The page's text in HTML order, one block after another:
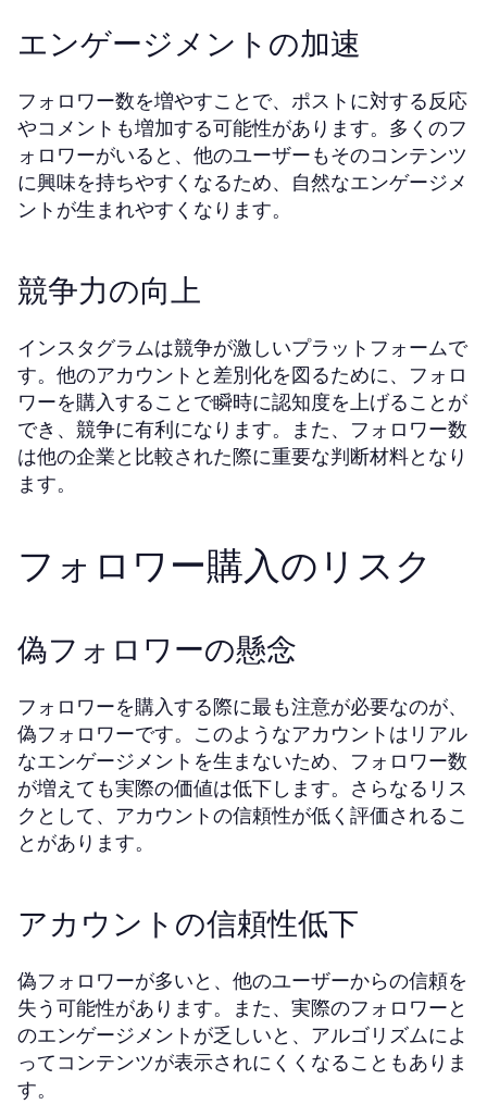
エンゲージメントの加速
フォロワー数を増やすことで、ポストに対する反応
やコメントも増加する可能性があります。多くのフ
ォロワーがいると、他のユーザーもそのコンテンツ
に興味を持ちやすくなるため、自然なエンゲージメ
ントが生まれやすくなります。
競争力の向上
インスタグラムは競争が激しいプラットフォームで
す。他のアカウントと差別化を図るために、フォロ
ワーを購入することで瞬時に認知度を上げることが
でき、競争に有利になります。また、フォロワー数
は他の企業と比較された際に重要な判断材料となり
ます。
フォロワー購入のリスク
偽フォロワーの懸念
フォロワーを購入する際に最も注意が必要なのが、
偽フォロワーです。このようなアカウントはリアル
なエンゲージメントを生まないため、フォロワー数
が増えても実際の価値は低下します。さらなるリス
クとして、アカウントの信頼性が低く評価されるこ
とがあります。
アカウントの信頼性低下
偽フォロワーが多いと、他のユーザーからの信頼を
失う可能性があります。また、実際のフォロワーと
のエンゲージメントが乏しいと、アルゴリズムによ
ってコンテンツが表示されにくくなることもありま
す。